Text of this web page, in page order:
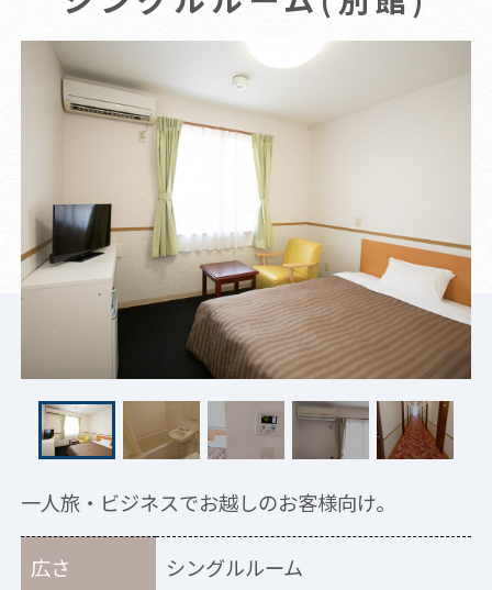
一人旅・ビジネスでお越しのお客様向け。
広さ シングルルーム